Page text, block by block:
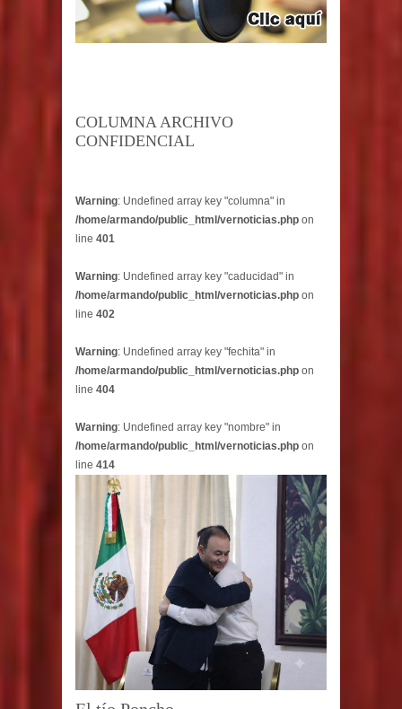
COLUMNA ARCHIVO
CONFIDENCIAL
Warning: Undefined array key "columna" in
/home/armando/public_html/vernoticias.php on
line 401
Warning: Undefined array key "caducidad" in
/home/armando/public_html/vernoticias.php on
line 402
Warning: Undefined array key "fechita" in
/home/armando/public_html/vernoticias.php on
line 404
Warning: Undefined array key "nombre" in
/home/armando/public_html/vernoticias.php on
line 414